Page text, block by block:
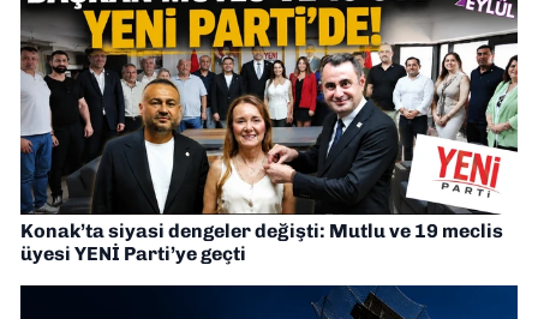
Konak’ta siyasi dengeler değişti: Mutlu ve 19 meclis
üyesi YENİ Parti’ye geçti